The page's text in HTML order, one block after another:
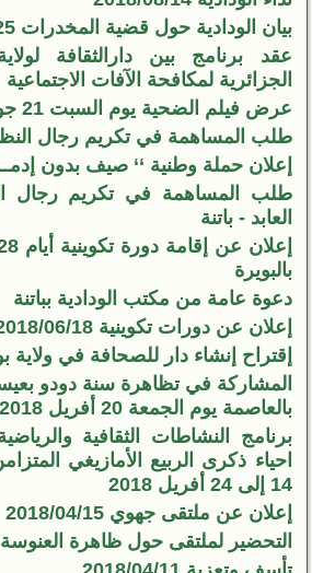
بيان الودادية حول قضية المخدرات 2018/07/25
عقد برنامج بين دارالثقافة
الجزائرية لمكافحة الآفات الاجتماعية
عرض فيلم الضحية يوم السبت 21 جويلية 2018 - الجلفة
طلب المساهمة في تكريم رجال
إعلان حملة وطنية ‘‘ صيف بدون
طلب المساهمة في تكريم رجال
العابد - باتنة
بالبويرة
دعوة عامة من مكتب الودادية بباتنة
إعلان عن دورات تكوينية 2018/06/18
إقتراح إنشاء دار للصحافة في
المشاركة في تظاهرة سنة دودو
بالعاصمة يوم الجمعة 20 أفريل 2018
برنامج النشاطات الثقافية
احياء ذكرى الربيع الأمازيغي
14 إلى 24 أفريل 2018
إعلان عن ملتقى جهوي 2018/04/15
التحضير لملتقى حول ظاهرة